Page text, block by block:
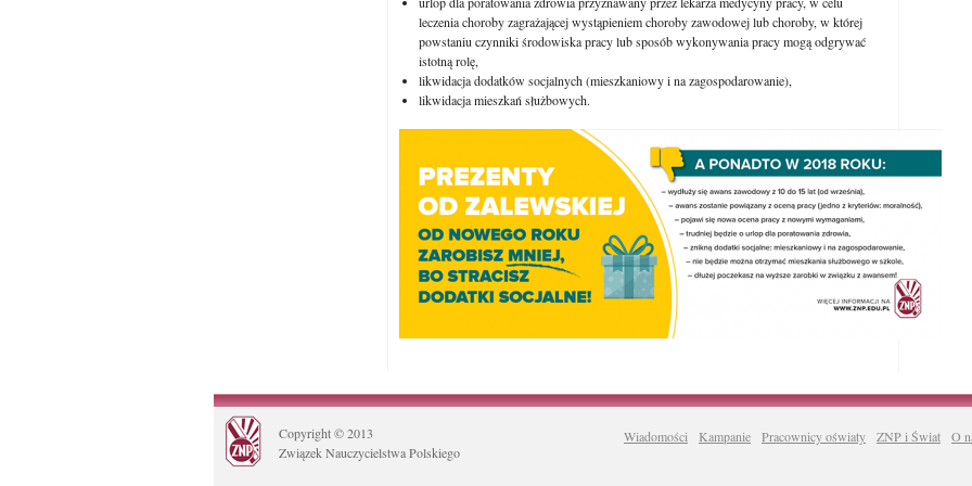
leczenia choroby zagrażającej wystąpieniem choroby zawodowej lub choroby, w której
powstaniu czynniki środowiska pracy lub sposób wykonywania pracy mogą odgrywać
istotną rolę,
likwidacja dodatków socjalnych (mieszkaniowy i na zagospodarowanie),
likwidacja mieszkań służbowych.
Copyright © 2013
Związek Nauczycielstwa Polskiego
O
ZNP i Świat
Pracownicy oświaty
Kampanie
Wiadomości